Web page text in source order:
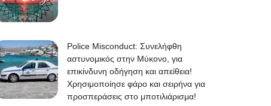
Police Misconduct: Συνελήφθη
αστυνομικός στην Μύκονο, για
επικίνδυνη οδήγηση και απείθεια!
Χρησιμοποίησε φάρο και σειρήνα για
προσπεράσεις στο μποτιλιάρισμα!